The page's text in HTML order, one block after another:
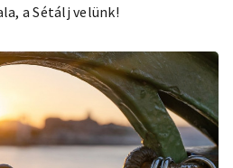
a Sétálj velünk!